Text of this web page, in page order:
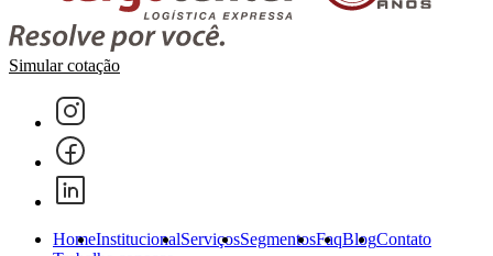
Simular cotação
HomeInstitucionalServiçosSegmentosFaqBlogContato